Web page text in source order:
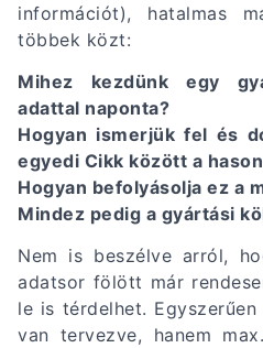
információt), hatalmas
többek közt:
Mihez kezdünk egy
adattal naponta?
Hogyan ismerjük fel és
egyedi Cikk között a
Hogyan befolyásolja ez a
Mindez pedig a gyártási
Nem is beszélve arról,
adatsor fölött már
le is térdelhet.
van tervezve, hanem